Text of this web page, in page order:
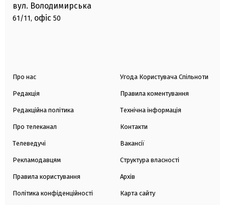
вул. Володимирська
61/11, офіс 50
Про нас
Редакція
Редакційна політика
Про телеканал
Телеведучі
Рекламодавцям
Правила користування
Політика конфіденційності
Угода Користувача Спільноти
Правила коментування
Технічна інформація
Контакти
Вакансії
Структура власності
Архів
Карта сайту